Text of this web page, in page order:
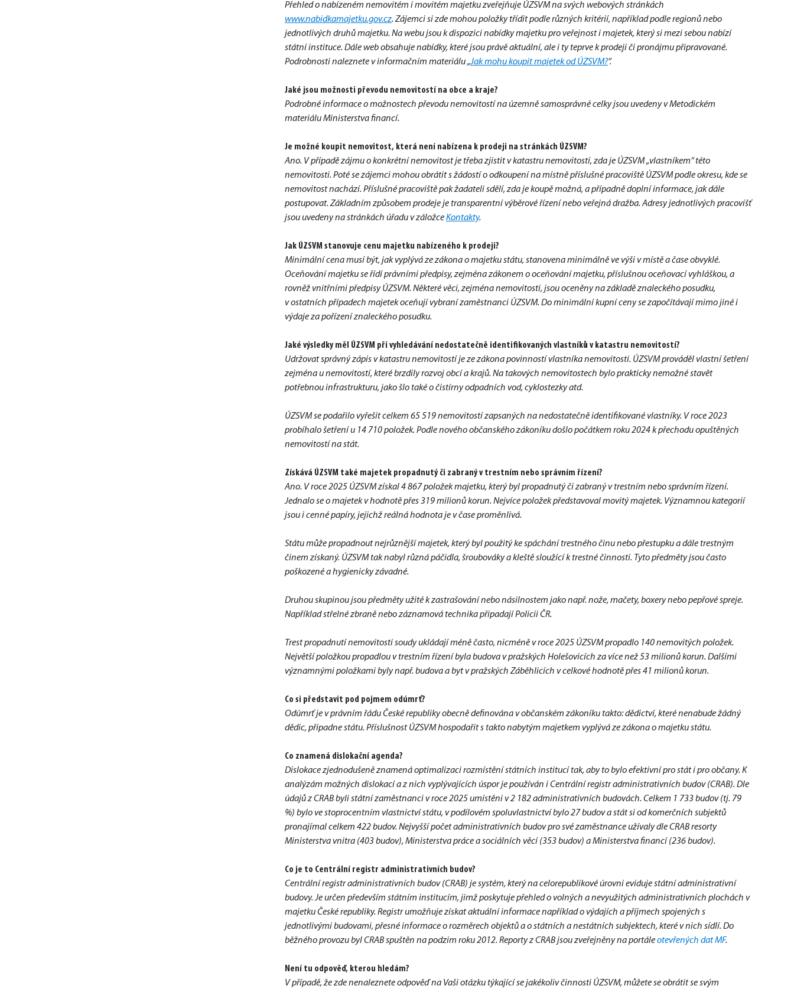
www.nabidkamajetku.gov.cz. Zájemci si zde mohou položky třídit podle různých kritérií, například podle regionů nebo
jednotlivých druhů majetku. Na webu jsou k dispozici nabídky majetku pro veřejnost i majetek, který si mezi sebou nabízí
státní instituce. Dále web obsahuje nabídky, které jsou právě aktuální, ale i ty teprve k prodeji či pronájmu připravované.
Podrobnosti naleznete v informačním materiálu „Jak mohu koupit majetek od ÚZSVM?“.
Jaké jsou možnosti převodu nemovitostí na obce a kraje?
Podrobné informace o možnostech převodu nemovitostí na územně samosprávné celky jsou uvedeny v Metodickém
materiálu Ministerstva financí.
Je možné koupit nemovitost, která není nabízena k prodeji na stránkách ÚZSVM?
Ano. V případě zájmu o konkrétní nemovitost je třeba zjistit v katastru nemovitostí, zda je ÚZSVM „vlastníkem“ této
nemovitosti. Poté se zájemci mohou obrátit s žádostí o odkoupení na místně příslušné pracoviště ÚZSVM podle okresu, kde se
nemovitost nachází. Příslušné pracoviště pak žadateli sdělí, zda je koupě možná, a případně doplní informace, jak dále
postupovat. Základním způsobem prodeje je transparentní výběrové řízení nebo veřejná dražba. Adresy jednotlivých pracovišť
jsou uvedeny na stránkách úřadu v záložce Kontakty.
Jak ÚZSVM stanovuje cenu majetku nabízeného k prodeji?
Minimální cena musí být, jak vyplývá ze zákona o majetku státu, stanovena minimálně ve výši v místě a čase obvyklé.
Oceňování majetku se řídí právními předpisy, zejména zákonem o oceňování majetku, příslušnou oceňovací vyhláškou, a
rovněž vnitřními předpisy ÚZSVM. Některé věci, zejména nemovitosti, jsou oceněny na základě znaleckého posudku,
v ostatních případech majetek oceňují vybraní zaměstnanci ÚZSVM. Do minimální kupní ceny se započítávají mimo jiné i
výdaje za pořízení znaleckého posudku.
Jaké výsledky měl ÚZSVM při vyhledávání nedostatečně identifikovaných vlastníků v katastru nemovitostí?
Udržovat správný zápis v katastru nemovitostí je ze zákona povinností vlastníka nemovitosti. ÚZSVM prováděl vlastní šetření
zejména u nemovitostí, které brzdily rozvoj obcí a krajů. Na takových nemovitostech bylo prakticky nemožné stavět
potřebnou infrastrukturu, jako šlo také o čistírny odpadních vod, cyklostezky atd.
ÚZSVM se podařilo vyřešit celkem 65 519 nemovitostí zapsaných na nedostatečně identifikované vlastníky. V roce 2023
probíhalo šetření u 14 710 položek. Podle nového občanského zákoníku došlo počátkem roku 2024 k přechodu opuštěných
nemovitostí na stát.
Získává ÚZSVM také majetek propadnutý či zabraný v trestním nebo správním řízení?
Ano. V roce 2025 ÚZSVM získal 4 867 položek majetku, který byl propadnutý či zabraný v trestním nebo správním řízení.
Jednalo se o majetek v hodnotě přes 319 milionů korun. Nejvíce položek představoval movitý majetek. Významnou kategorií
jsou i cenné papíry, jejichž reálná hodnota je v čase proměnlivá.
Státu může propadnout nejrůznější majetek, který byl použitý ke spáchání trestného činu nebo přestupku a dále trestným
činem získaný. ÚZSVM tak nabyl různá páčidla, šroubováky a kleště sloužící k trestné činnosti. Tyto předměty jsou často
poškozené a hygienicky závadné.
Druhou skupinou jsou předměty užité k zastrašování nebo násilnostem jako např. nože, mačety, boxery nebo pepřové spreje.
Například střelné zbraně nebo záznamová technika připadají Policii ČR.
Trest propadnutí nemovitosti soudy ukládají méně často, nicméně v roce 2025 ÚZSVM propadlo 140 nemovitých položek.
Největší položkou propadlou v trestním řízení byla budova v pražských Holešovicích za více než 53 milionů korun. Dalšími
významnými položkami byly např. budova a byt v pražských Záběhlicích v celkové hodnotě přes 41 milionů korun.
Co si představit pod pojmem odúmrť?
Odúmrť je v právním řádu České republiky obecně definována v občanském zákoníku takto: dědictví, které nenabude žádný
dědic, připadne státu. Příslušnost ÚZSVM hospodařit s takto nabytým majetkem vyplývá ze zákona o majetku státu.
Co znamená dislokační agenda?
Dislokace zjednodušeně znamená optimalizaci rozmístění státních institucí tak, aby to bylo efektivní pro stát i pro občany. K
analýzám možných dislokací a z nich vyplývajících úspor je používán i Centrální registr administrativních budov (CRAB). Dle
údajů z CRAB byli státní zaměstnanci v roce 2025 umístěni v 2 182 administrativních budovách. Celkem 1 733 budov (tj. 79
%) bylo ve stoprocentním vlastnictví státu, v podílovém spoluvlastnictví bylo 27 budov a stát si od komerčních subjektů
pronajímal celkem 422 budov. Nejvyšší počet administrativních budov pro své zaměstnance užívaly dle CRAB resorty
Ministerstva vnitra (403 budov), Ministerstva práce a sociálních věcí (353 budov) a Ministerstva financí (236 budov).
Co je to Centrální registr administrativních budov?
Centrální registr administrativních budov (CRAB) je systém, který na celorepublikové úrovni eviduje státní administrativní
budovy. Je určen především státním institucím, jimž poskytuje přehled o volných a nevyužitých administrativních plochách v
majetku České republiky. Registr umožňuje získat aktuální informace například o výdajích a příjmech spojených s
jednotlivými budovami, přesné informace o rozměrech objektů a o státních a nestátních subjektech, které v nich sídlí. Do
běžného provozu byl CRAB spuštěn na podzim roku 2012. Reporty z CRAB jsou zveřejněny na portále otevřených dat MF.
Není tu odpověď, kterou hledám?
V případě, že zde nenaleznete odpověď na Vaši otázku týkající se jakékoliv činnosti ÚZSVM, můžete se obrátit se svým